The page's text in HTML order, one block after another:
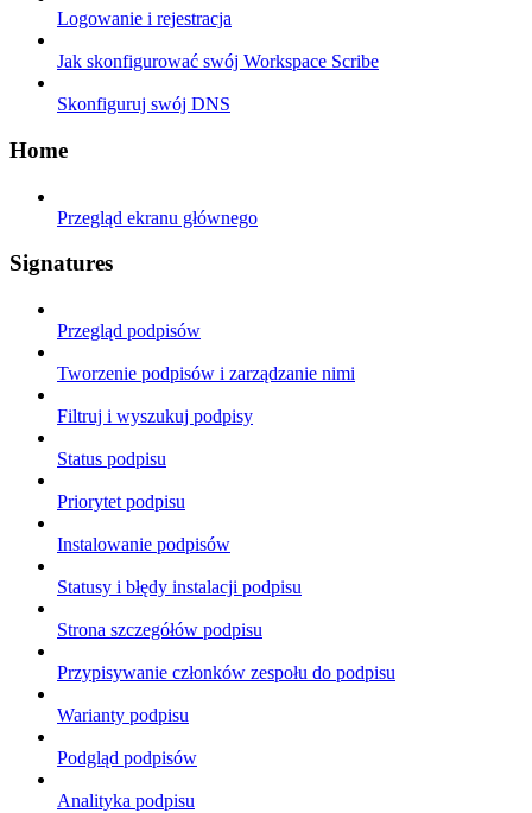
Logowanie i rejestracja
Jak skonfigurować swój Workspace Scribe
Skonfiguruj swój DNS
Home
Przegląd ekranu głównego
Signatures
Przegląd podpisów
Tworzenie podpisów i zarządzanie nimi
Filtruj i wyszukuj podpisy
Status podpisu
Priorytet podpisu
Instalowanie podpisów
Statusy i błędy instalacji podpisu
Strona szczegółów podpisu
Przypisywanie członków zespołu do podpisu
Warianty podpisu
Podgląd podpisów
Analityka podpisu